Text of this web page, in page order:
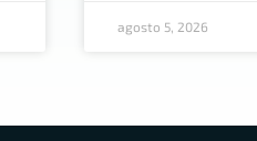
agosto 5, 2026